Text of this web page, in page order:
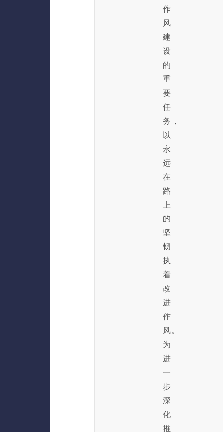
作
风
建
设
的
重
要
任
务，
以
永
远
在
路
上
的
坚
韧
执
着
改
进
作
风。
为
进
一
步
深
化
推